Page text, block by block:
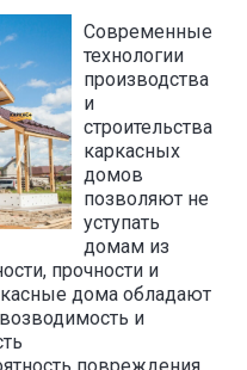
Современные
технологии
производства
и
строительства
каркасных
домов
позволяют не
уступать
домам из
прочности и
дома обладают
и
повреждения